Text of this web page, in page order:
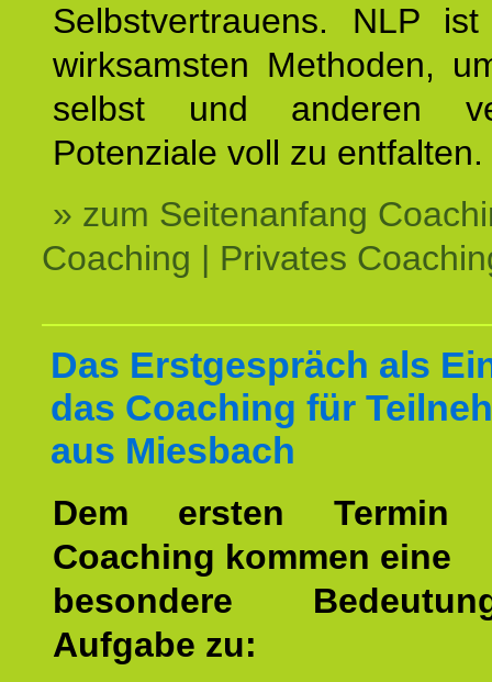
Selbstvertrauens. NLP
wirksamsten Methoden,
selbst und anderen
Potenziale voll zu entfalten.
» zum Seitenanfang
Coaching | Privates
Das Erstgespräch als
das Coaching für
aus Miesbach
Dem ersten
Coaching kommen eine
besondere
Aufgabe zu: